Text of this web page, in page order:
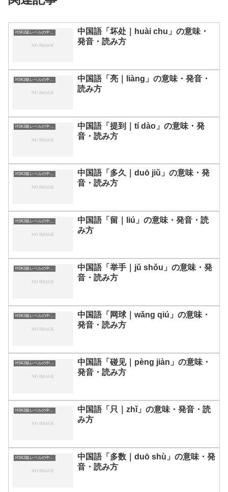
中国語「坏处｜huài chu」の意味・
発音・読み方
中国語「亮｜liàng」の意味・発音・
読み方
HSK2級レベルの中国語
中国語「提到｜tí dào」の意味・発
音・読み方
HSK2級レベルの中国語
中国語「多久｜duō jiǔ」の意味・発
音・読み方
HSK2級レベルの中国語
中国語「留｜liú」の意味・発音・読
み方
HSK2級レベルの中国語
中国語「举手｜jǔ shǒu」の意味・発
音・読み方
HSK2級レベルの中国語
中国語「网球｜wǎng qiú」の意味・
発音・読み方
HSK2級レベルの中国語
中国語「碰见｜pèng jiàn」の意味・
発音・読み方
中国語「只｜zhǐ」の意味・発音・読
み方
中国語「多数｜duō shù」の意味・発
音・読み方